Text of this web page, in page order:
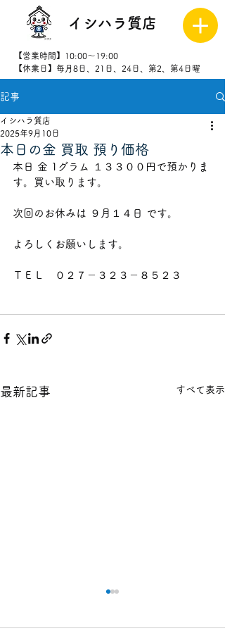
イシハラ質店
【営業時間】10:00～19:00
【休業日】毎月8日、21日、24日、第2、第4日曜
8523
記事
本日の金 買取 預り価格
イシハラ質店
2025年9月10日
本日 金 1グラム １３３００円で預かりま
す。買い取ります。
次回のお休みは ９月１４日 です。
よろしくお願いします。
ＴＥＬ　０２７－３２３－８５２３
最新記事 すべて表示